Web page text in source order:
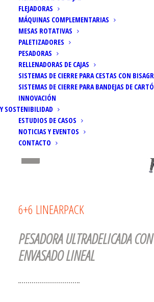
FLEJADORAS
MÁQUINAS COMPLEMENTARIAS
MESAS ROTATIVAS
PALETIZADORES
PESADORAS
RELLENADORAS DE CAJAS
SISTEMAS DE CIERRE PARA CESTAS CON
SISTEMAS DE CIERRE PARA BANDEJAS DE
INNOVACIÓN
Y SOSTENIBILIDAD
ESTUDIOS DE CASOS
NOTICIAS Y EVENTOS
CONTACTO
6+6 LINEARPACK
PESADORA ULTRADELICADA
ENVASADO LINEAL